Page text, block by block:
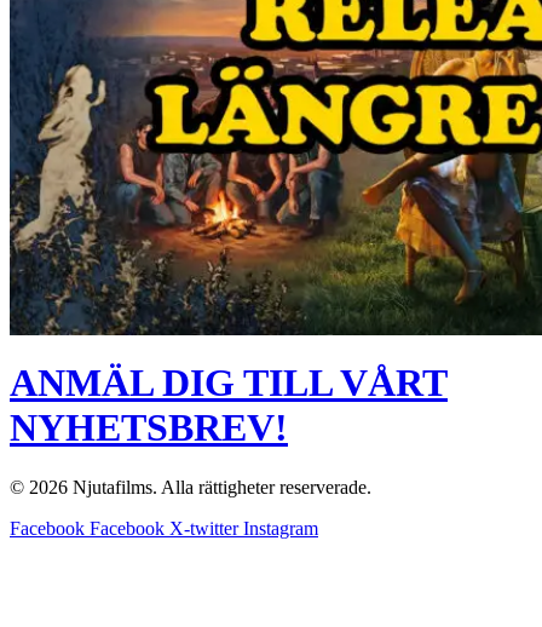
ANMÄL DIG TILL VÅRT
NYHETSBREV!
© 2026 Njutafilms. Alla rättigheter reserverade.
Facebook Facebook X-twitter Instagram